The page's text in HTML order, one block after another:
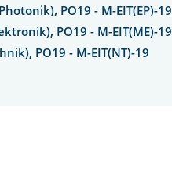
PO19 - M-EIT(EP)-19
PO19 - M-EIT(ME)-19
PO19 - M-EIT(NT)-19